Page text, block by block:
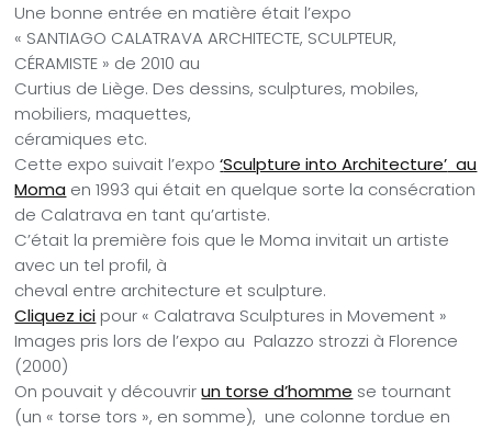
Une bonne entrée en matière était l’expo
« SANTIAGO CALATRAVA ARCHITECTE, SCULPTEUR,
CÉRAMISTE » de 2010 au
Curtius de Liège. Des dessins, sculptures, mobiles,
mobiliers, maquettes,
céramiques etc.
Cette expo suivait l’expo‘Sculpture into Architecture’ au
Moma en 1993 qui était en quelque sorte la consécration
de Calatrava en tant qu’artiste.
C’était la première fois que le Moma invitait un artiste
avec un tel profil, à
cheval entre architecture et sculpture.
Cliquez ici pour « Calatrava Sculptures in Movement »
Images pris lors de l’expo au Palazzo strozzi à Florence
(2000)
On pouvait y découvrirun torse d’homme se tournant
(un « torse tors », en somme), une colonne tordue en